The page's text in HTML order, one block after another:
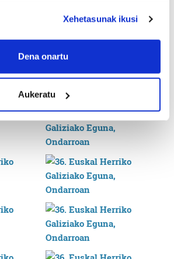
also like to:
about your geographical
device by actively scanning it for
(fingerprinting)
how your personal data is processed
in thedetails section
zure IP zenbakia, besteak beste,
iragarkiak eta edukia
buruzko informazioa biltzeko eta
Zure datuak nork eta zertarako
dezakezu.
Xehetasunak ikusi
Dena onartu
Aukeratu